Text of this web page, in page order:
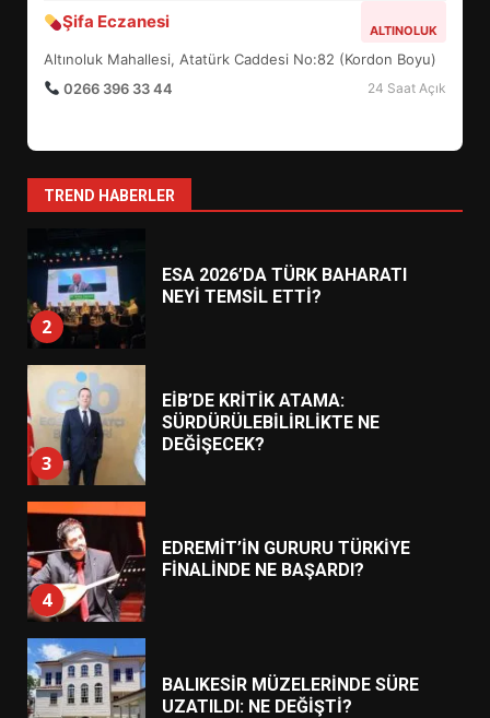
Şifa Eczanesi ALTINOLUK
Altınoluk Mahallesi, Atatürk Caddesi No:82 (Kordon Boyu)
0266 396 33 44
24 Saat Açık
TREND HABERLER
7
YENİ YÖNETİM NASIL
ŞEKİLLENDİ?
1
HAREKETE GEÇİYOR: GÖZLER
2
ESA 2026’DA TÜRK BAHARATI
NEYİ TEMSİL ETTİ?
3
EİB’DE KRİTİK ATAMA:
SÜRDÜRÜLEBİLİRLİKTE NE
DEĞİŞECEK?
4
EDREMİT’İN GURURU TÜRKİYE
FİNALİNDE NE BAŞARDI?
BALIKESİR MÜZELERİNDE SÜRE
UZATILDI: NE DEĞİŞTİ?